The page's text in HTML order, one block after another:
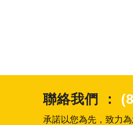
聯絡我們 ：
承諾以您為先，致力